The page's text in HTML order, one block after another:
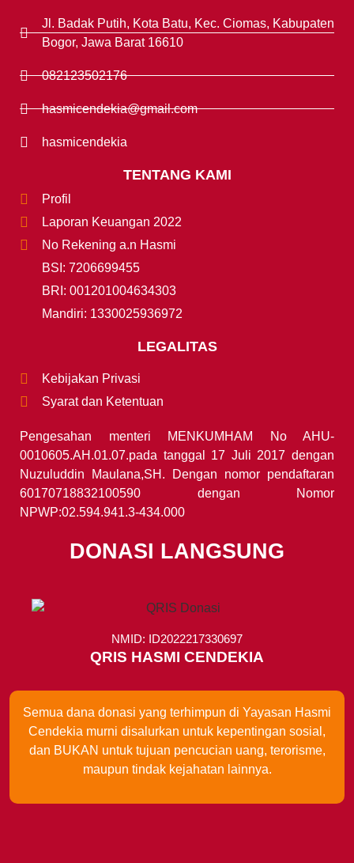
Jl. Badak Putih, Kota Batu, Kec. Ciomas, Kabupaten
Bogor, Jawa Barat 16610
082123502176
hasmicendekia@gmail.com
hasmicendekia
TENTANG KAMI
Profil
Laporan Keuangan 2022
No Rekening a.n Hasmi
BSI: 7206699455
BRI: 001201004634303
Mandiri: 1330025936972
LEGALITAS
Kebijakan Privasi
Syarat dan Ketentuan
Pengesahan menteri MENKUMHAM No AHU-
0010605.AH.01.07.pada tanggal 17 Juli 2017 dengan
Nuzuluddin Maulana,SH. Dengan nomor pendaftaran
60170718832100590 dengan Nomor
NPWP:02.594.941.3-434.000
DONASI LANGSUNG
NMID: ID2022217330697
QRIS HASMI CENDEKIA
Semua dana donasi yang terhimpun di Yayasan Hasmi
Cendekia murni disalurkan untuk kepentingan sosial,
dan BUKAN untuk tujuan pencucian uang, terorisme,
maupun tindak kejahatan lainnya.